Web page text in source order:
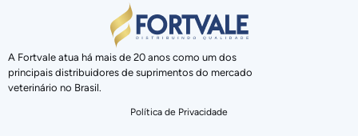
A Fortvale atua há mais de 20 anos como um dos
principais distribuidores de suprimentos do mercado
veterinário no Brasil.
Política de Privacidade